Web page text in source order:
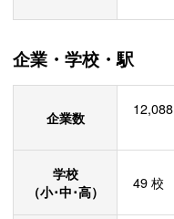
企業・学校・駅
企業数 12,088
学校
（小･中･高）
49 校